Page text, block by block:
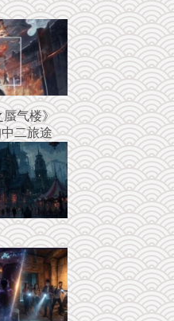
蜃气楼》
二旅途